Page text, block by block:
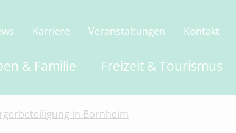
& Familie Freizeit & Tourismus
Karriere Veranstaltungen Kontakt
in Bornheim